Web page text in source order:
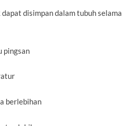
disimpan dalam tubuh selama
pingsan
berlebihan